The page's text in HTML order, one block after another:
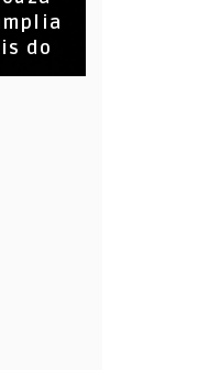
do